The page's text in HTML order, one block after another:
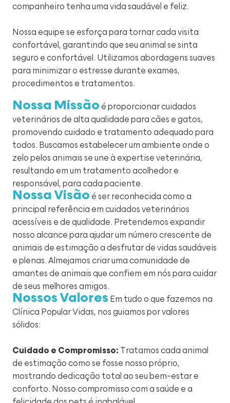
companheiro tenha uma vida saudável e feliz.
Nossa equipe se esforça para tornar cada visita
confortável, garantindo que seu animal se sinta
seguro e confortável. Utilizamos abordagens suaves
para minimizar o estresse durante exames,
procedimentos e tratamentos.
Nossa Missão é proporcionar cuidados
veterinários de alta qualidade para cães e gatos,
promovendo cuidado e tratamento adequado para
todos. Buscamos estabelecer um ambiente onde o
zelo pelos animais se une à expertise veterinária,
resultando em um tratamento acolhedor e
responsável, para cada paciente.
Nossa Visão é ser reconhecida como a
principal referência em cuidados veterinários
acessíveis e de qualidade. Pretendemos expandir
nosso alcance para ajudar um número crescente de
animais de estimação a desfrutar de vidas saudáveis
e plenas. Almejamos criar uma comunidade de
amantes de animais que confiem em nós para cuidar
de seus melhores amigos.
Nossos Valores Em tudo o que fazemos na
Clínica Popular Vidas, nos guiamos por valores
sólidos:
Cuidado e Compromisso: Tratamos cada animal
de estimação como se fosse nosso próprio,
mostrando dedicação total ao seu bem-estar e
conforto. Nosso compromisso com a saúde e a